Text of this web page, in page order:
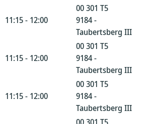
11:15 - 12:00
00 301 T5
9184 -
Taubertsberg III
11:15 - 12:00
00 301 T5
9184 -
Taubertsberg III
11:15 - 12:00
00 301 T5
9184 -
Taubertsberg III